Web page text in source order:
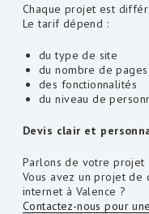
Chaque projet est
Le tarif dépend :
du type de site
du nombre de pages
des fonctionnalités
du niveau de
Devis clair et
Parlons de votre projet
Vous avez un projet
internet à Valence ?
Contactez-nous pour